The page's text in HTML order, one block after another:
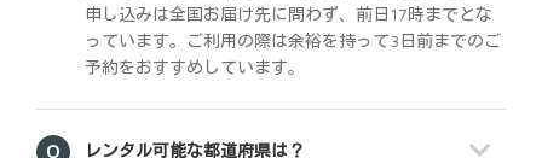
申し込みは全国お届け先に問わず、前日17時までとな
っています。ご利用の際は余裕を持って3日前までのご
予約をおすすめしています。
レンタル可能な都道府県は？